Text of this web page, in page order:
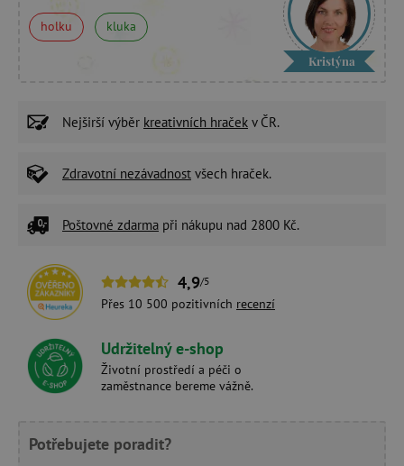
holku kluka
Kristýna
Nejširší výběr kreativních hraček v ČR.
Zdravotní nezávadnost všech hraček.
Poštovné zdarma při nákupu nad 2800 Kč.
4,9/5
Přes 10 500 pozitivních recenzí
Udržitelný e-shop
Životní prostředí a péči o
zaměstnance bereme vážně.
Potřebujete poradit?